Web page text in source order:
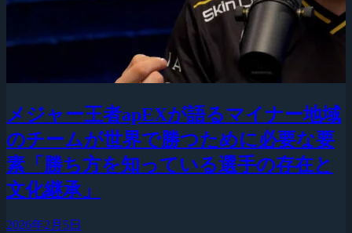
メジャー王者apEXが語るマイナー地域
のチームが世界で勝つために必要な要
素「勝ち方を知っている選手の存在と
文化継承」
2026年2月5日